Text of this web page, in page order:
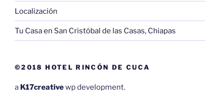
Localización
Tu Casa en San Cristóbal de las Casas, Chiapas
©2018 HOTEL RINCÓN DE CUCA
a K17creativewp development.